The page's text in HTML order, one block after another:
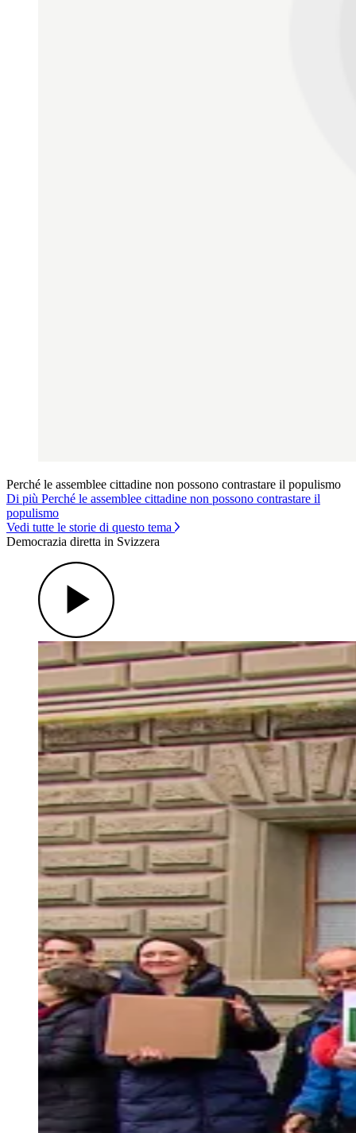
Perché le assemblee cittadine non possono contrastare il populismo
Di più Perché le assemblee cittadine non possono contrastare il
populismo
Vedi tutte le storie di questo tema
Democrazia diretta in Svizzera